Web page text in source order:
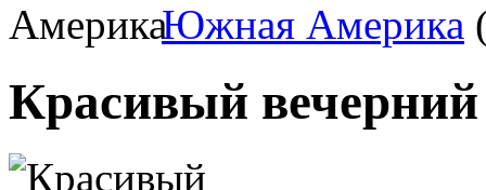
Южная Америка
Красивый